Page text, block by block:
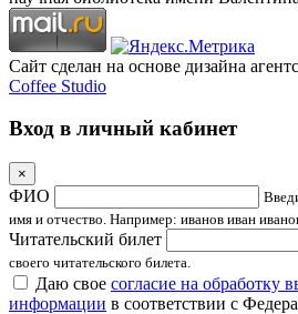
Сайт сделан на основе дизайна
Coffee Studio
Вход в личный кабинет
×
ФИО
имя и отчество. Например: иванов иван
Читательский билет
своего читательского билета.
Даю свое согласие на обработку
информации в соответствии с